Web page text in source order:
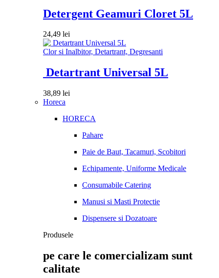
Detergent Geamuri Cloret 5L
24,49 lei
Clor si Inalbitor, Detartrant, Degresanti
Detartrant Universal 5L
38,89 lei
Horeca
HORECA
Pahare
Paie de Baut, Tacamuri, Scobitori
Echipamente, Uniforme Medicale
Consumabile Catering
Manusi si Masti Protectie
Dispensere si Dozatoare
Produsele
pe care le comercializam sunt
calitate